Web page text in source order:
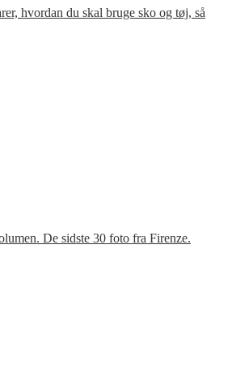
hvordan du skal bruge sko og tøj, så
De sidste 30 foto fra Firenze.